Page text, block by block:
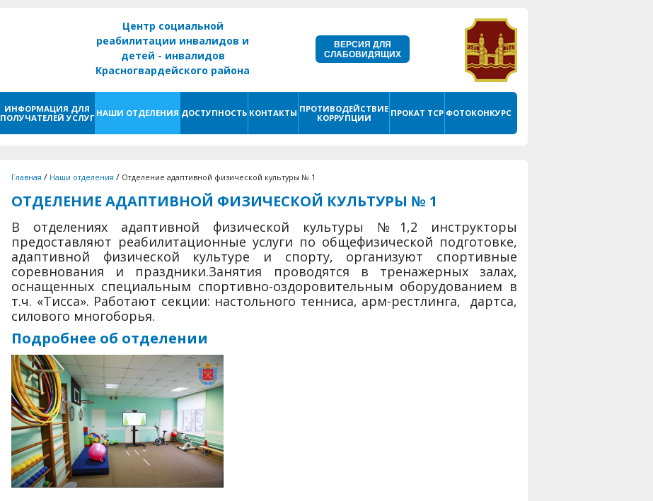
Центр социальной
реабилитации инвалидов и
детей - инвалидов
Красногвардейского района
ВЕРСИЯ ДЛЯ
СЛАБОВИДЯЩИХ
ИНФОРМАЦИЯ ДЛЯ
ПОЛУЧАТЕЛЕЙ УСЛУГ НАШИ ОТДЕЛЕНИЯ ДОСТУПНОСТЬ КОНТАКТЫ ПРОТИВОДЕЙСТВИЕ
КОРРУПЦИИ
ПРОКАТ ТСР ФОТОКОНКУРС
Главная / Наши отделения / Отделение адаптивной физической культуры № 1
ОТДЕЛЕНИЕ АДАПТИВНОЙ ФИЗИЧЕСКОЙ КУЛЬТУРЫ № 1
В отделениях адаптивной физической культуры №1,2 инструкторы
предоставляют реабилитационные услуги по общефизической подготовке,
адаптивной физической культуре и спорту, организуют спортивные
соревнования и праздники.Занятия проводятся в тренажерных залах,
оснащенных специальным спортивно-оздоровительным оборудованием в
т.ч. «Тисса». Работают секции: настольного тенниса, арм-рестлинга, дартса,
силового многоборья.
Подробнее об отделении